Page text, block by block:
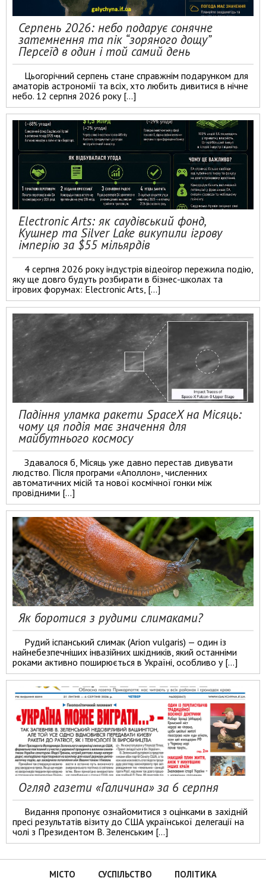
Серпень 2026: небо подарує сонячне
затемнення та пік “зоряного дощу”
Персеїд в один і той самий день
Цьогорічний серпень стане справжнім подарунком для
аматорів астрономії та всіх, хто любить дивитися в нічне
небо. 12 серпня 2026 року […]
Electronic Arts: як саудівський фонд,
Кушнер та Silver Lake викупили ігрову
імперію за $55 мільярдів
4 серпня 2026 року індустрія відеоігор пережила подію,
яку ще довго будуть розбирати в бізнес-школах та
ігрових форумах: Electronic Arts, […]
Падіння уламка ракети SpaceX на Місяць:
чому ця подія має значення для
майбутнього космосу
Здавалося б, Місяць уже давно перестав дивувати
людство. Після програми «Аполлон», численних
автоматичних місій та нової космічної гонки між
провідними […]
Як боротися з рудими слимаками?
Рудий іспанський слимак (Arion vulgaris) — один із
найнебезпечніших інвазійних шкідників, який останніми
роками активно поширюється в Україні, особливо у […]
Огляд газети «Галичина» за 6 серпня
Видання пропонує ознайомитися з оцінками в західній
пресі результатів візиту до США української делегації на
чолі з Президентом В. Зеленським […]
МІСТО СУСПІЛЬСТВО
ПОЛІТИКА